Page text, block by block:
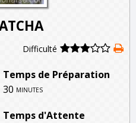
Difficulté
Temps de Préparation
30 minutes
Temps d'Attente